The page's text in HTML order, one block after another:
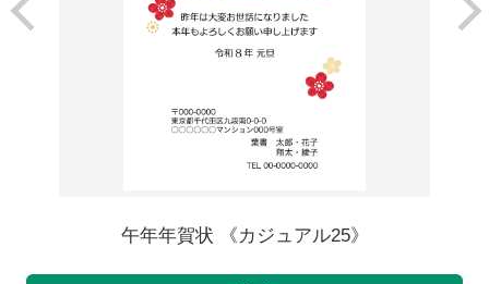
午年年賀状 《カジュアル25》